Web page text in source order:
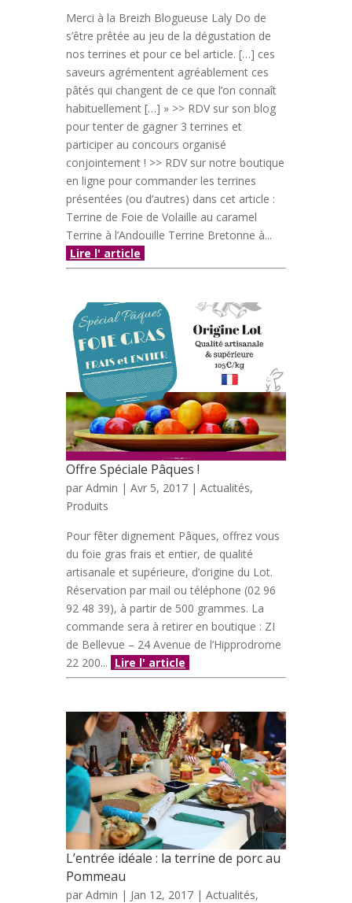
Merci à la Breizh Blogueuse Laly Do​ de
s’être prêtée au jeu de la dégustation de
nos terrines et pour ce bel article. […] ces
saveurs agrémentent agréablement ces
pâtés qui changent de ce que l’on connaît
habituellement […] » >> RDV sur son blog
pour tenter de gagner 3 terrines et
participer au concours organisé
conjointement ! >> RDV sur notre boutique
en ligne pour commander les terrines
présentées (ou d’autres) dans cet article :
Terrine de Foie de Volaille au caramel
Terrine à l’Andouille Terrine Bretonne à...
Lire l' article
Offre Spéciale Pâques !
par Admin | Avr 5, 2017 | Actualités,
Produits
Pour fêter dignement Pâques, offrez vous
du foie gras frais et entier, de qualité
artisanale et supérieure, d’origine du Lot.
Réservation par mail ou téléphone (02 96
92 48 39), à partir de 500 grammes. La
commande sera à retirer en boutique : ZI
de Bellevue – 24 Avenue de l’Hipprodrome
22 200... Lire l' article
L’entrée idéale : la terrine de porc au
Pommeau
par Admin | Jan 12, 2017 | Actualités,